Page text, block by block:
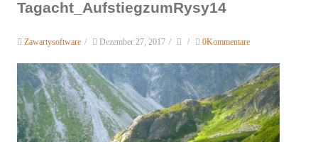
Tagacht_AufstiegzumRysy14
Zawartysoftware / Dezember 27, 2017 / / 0Kommentare